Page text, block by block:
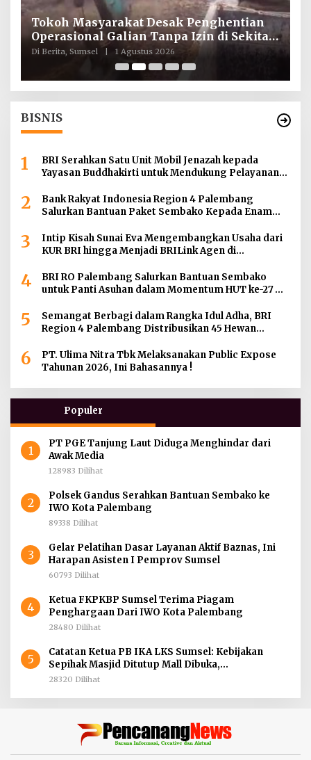
Tokoh Masyarakat Desak Penghentian
Operasional Galian Tanpa Izin di Sekitar
Jembatan Sei Siarak, Desa Tanah Abang
Di Berita, Sumsel 1 Agustus 2026
BISNIS
1
BRI Serahkan Satu Unit Mobil Jenazah kepada
Yayasan Buddhakirti untuk Mendukung Pelayanan
2
Bank Rakyat Indonesia Region 4 Palembang
Salurkan Bantuan Paket Sembako Kepada Enam
3
Intip Kisah Sunai Eva Mengembangkan Usaha dari
KUR BRI hingga Menjadi BRILink Agen di
4
BRI RO Palembang Salurkan Bantuan Sembako
untuk Panti Asuhan dalam Momentum HUT ke-27
5
Semangat Berbagi dalam Rangka Idul Adha, BRI
Region 4 Palembang Distribusikan 45 Hewan
Jambi dan Kepulauan Bangka
6
PT. Ulima Nitra Tbk Melaksanakan Public Expose
Tahunan 2026, Ini Bahasannya !
Populer
1
PT PGE Tanjung Laut Diduga Menghindar dari
Awak Media
128983 Dilihat
2
Polsek Gandus Serahkan Bantuan Sembako ke
IWO Kota Palembang
89338 Dilihat
3
Gelar Pelatihan Dasar Layanan Aktif Baznas, Ini
Harapan Asisten I Pemprov Sumsel
60793 Dilihat
4
Ketua FKPKBP Sumsel Terima Piagam
Penghargaan Dari IWO Kota Palembang
28480 Dilihat
5
Catatan Ketua PB IKA LKS Sumsel: Kebijakan
Sepihak Masjid Ditutup Mall Dibuka,
Menghidupkan Dunia Mematikan Iman
28320 Dilihat